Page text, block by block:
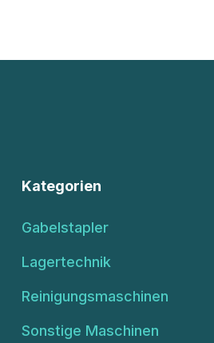
Kategorien
Gabelstapler
Lagertechnik
Reinigungsmaschinen
Sonstige Maschinen